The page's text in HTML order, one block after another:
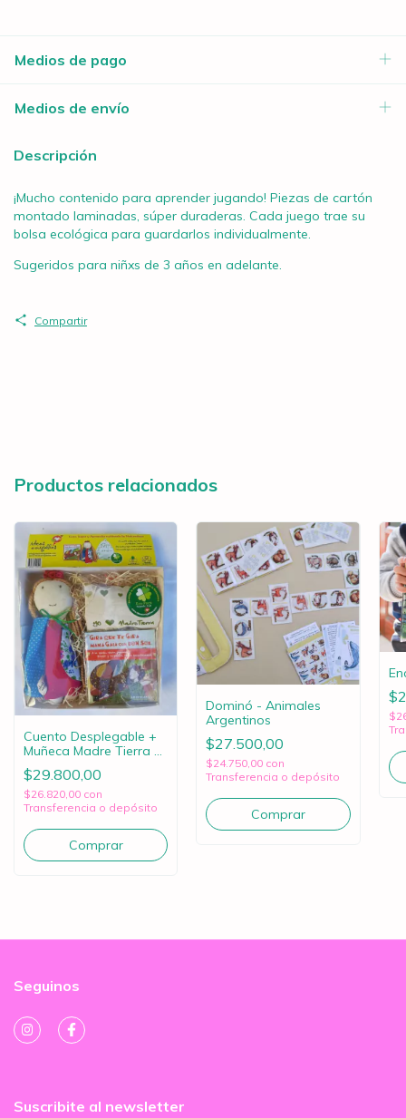
Medios de pago
Medios de envío
Descripción
¡Mucho contenido para aprender jugando! Piezas de cartón
montado laminadas, súper duraderas. Cada juego trae su
bolsa ecológica para guardarlos individualmente.
Sugeridos para niñxs de 3 años en adelante.
Compartir
Productos relacionados
Cuento Desplegable +
Muñeca Madre Tierra +
Eco Mochila
$29.800,00
$26.820,00 con
Transferencia o depósito
Dominó - Animales
Argentinos
$27.500,00
$24.750,00 con
Transferencia o depósito
Seguinos
Suscribite al newsletter